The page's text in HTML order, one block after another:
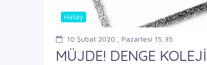
Hatay
10 Şubat 2020 , Pazartesi 15:35
MÜJDE! DENGE